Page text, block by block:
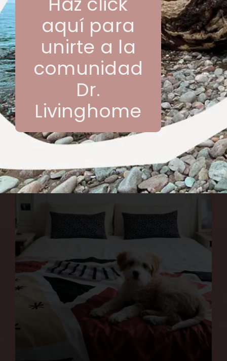
en ella las lámparas y ahorrar un poco de
espacio. Puedes decorar la balda con marcos y
fotos, o…
aquí para
unirte a la
comunidad
Dr.
Livinghome